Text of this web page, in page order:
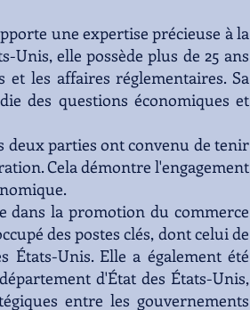
une expertise précieuse à la
elle possède plus de 25 ans
les affaires réglementaires. Sa
des questions économiques et
deux parties ont convenu de tenir
Cela démontre l'engagement
dans la promotion du commerce
des postes clés, dont celui de
États-Unis. Elle a également été
d'État des États-Unis,
entre les gouvernements